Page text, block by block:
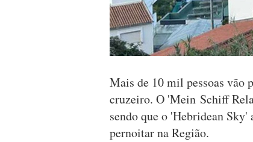
Mais de 10 mil pessoas vão
cruzeiro. O 'Mein Schiff
sendo que o 'Hebridean Sky'
pernoitar na Região.